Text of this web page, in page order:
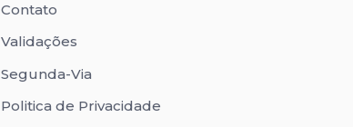
Contato
Validações
Segunda-Via
Politica de Privacidade